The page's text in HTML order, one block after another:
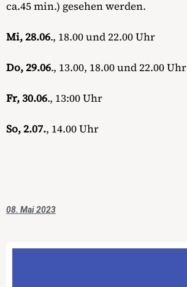
ca.45 min.) gesehen werden.
Mi, 28.06., 18.00 und 22.00 Uhr
Do, 29.06., 13.00, 18.00 und 22.00 Uhr
Fr, 30.06., 13:00 Uhr
So, 2.07., 14.00 Uhr
08. Mai 2023